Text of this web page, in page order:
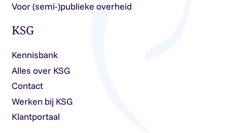
Voor (semi-)publieke overheid
KSG
Kennisbank
Alles over KSG
Contact
Werken bij KSG
Klantportaal